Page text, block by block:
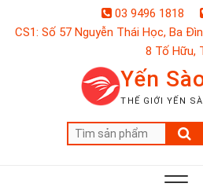
03 9496 1818
CS1: Số 57 Nguyễn Thái Học, Ba
8 Tố Hữu,
Yến
THẾ GIỚI YẾN
Tìm
kiếm: